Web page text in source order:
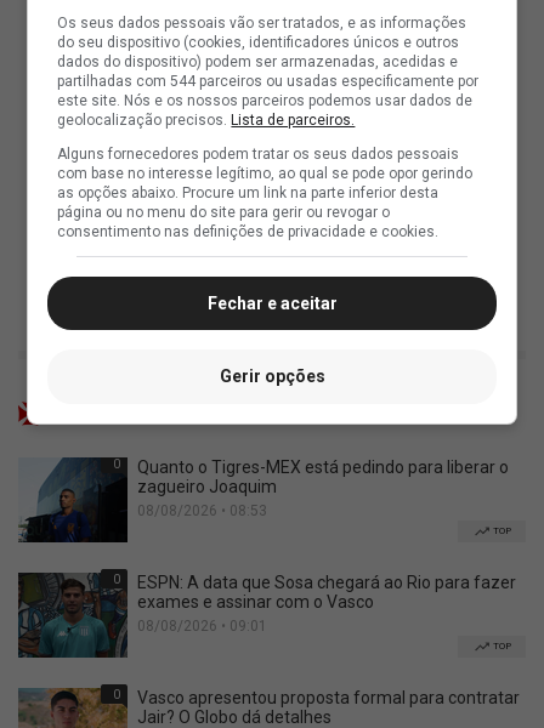
0
Quanto o Tigres-MEX está pedindo para liberar o
zagueiro Joaquim
08/08/2026 • 08:53
TOP
0
ESPN: A data que Sosa chegará ao Rio para fazer
exames e assinar com o Vasco
08/08/2026 • 09:01
TOP
0
Vasco apresentou proposta formal para contratar
Jair? O Globo dá detalhes
Os seus dados pessoais vão ser tratados, e as informações
do seu dispositivo (cookies, identificadores únicos e outros
dados do dispositivo) podem ser armazenadas, acedidas e
partilhadas com 544 parceiros ou usadas especificamente por
este site. Nós e os nossos parceiros podemos usar dados de
geolocalização precisos.Lista de parceiros.
Alguns fornecedores podem tratar os seus dados pessoais
com base no interesse legítimo, ao qual se pode opor gerindo
as opções abaixo. Procure um link na parte inferior desta
página ou no menu do site para gerir ou revogar o
consentimento nas definições de privacidade e cookies.
Fechar e aceitar
Gerir opções